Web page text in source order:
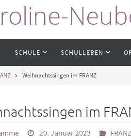
SCHULE SCHULLEBEN
Weihnachtssingen im FRANZ
im
20. Januar 2023 FRANZ